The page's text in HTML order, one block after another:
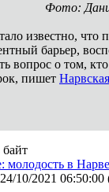
Фото:
известно, что
барьер,
вопрос о том,
пишет
байт
молодость в
10/2021 06:50:00